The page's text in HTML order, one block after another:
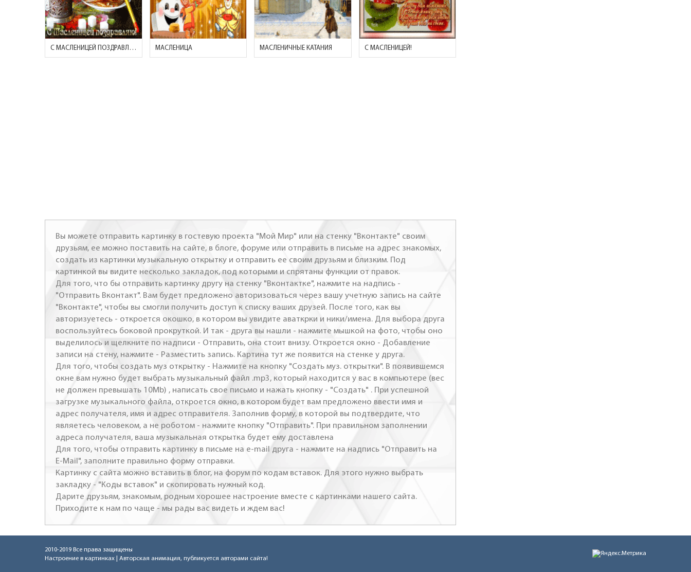
С МАСЛЕНИЦЕЙ ПОЗДРАВЛЯЮ! МАСЛЕНИЦА МАСЛЕНИЧНЫЕ КАТАНИЯ С МАСЛЕНИЦЕЙ!
Вы можете отправить картинку в гостевую проекта "Мой Мир" или на стенку "Вконтакте" своим
друзьям, ее можно поставить на сайте, в блоге, форуме или отправить в письме на адрес знакомых,
создать из картинки музыкальную открытку и отправить ее своим друзьям и близким. Под
картинкой вы видите несколько закладок, под которыми и спрятаны функции от правок.
Для того, что бы отправить картинку другу на стенку "Вконтактке", нажмите на надпись -
"Отправить Вконтакт". Вам будет предложено авторизоваться через вашу учетную запись на сайте
"Вконтакте", чтобы вы смогли получить доступ к списку ваших друзей. После того, как вы
авторизуетесь - откроется окошко, в котором вы увидите аваткрки и ники/имена. Для выбора друга
воспользуйтесь боковой прокруткой. И так - друга вы нашли - нажмите мышкой на фото, чтобы оно
выделилось и щелкните по надписи - Отправить, она стоит внизу. Откроется окно - Добавление
записи на стену, нажмите - Разместить запись. Картина тут же появится на стенке у друга.
Для того, чтобы создать муз открытку - Нажмите на кнопку "Создать муз. открытки". В появившемся
окне вам нужно будет выбрать музыкальный файл .mp3, который находится у вас в компьютере (вес
не должен превышать 10Mb) , написать свое письмо и нажать кнопку - "Создать" . При успешной
загрузке музыкального файла, откроется окно, в котором будет вам предложено ввести имя и
адрес получателя, имя и адрес отправителя. Заполнив форму, в которой вы подтвердите, что
являетесь человеком, а не роботом - нажмите кнопку "Отправить". При правильном заполнении
адреса получателя, ваша музыкальная открытка будет ему доставлена
Для того, чтобы отправить картинку в письме на e-mail друга - нажмите на надпись "Отправить на
E-Mail", заполните правильно форму отправки.
Картинку с сайта можно вставить в блог, на форум по кодам вставок. Для этого нужно выбрать
закладку - "Коды вставок" и скопировать нужный код.
Дарите друзьям, знакомым, родным хорошее настроение вместе с картинками нашего сайта.
Приходите к нам по чаще - мы рады вас видеть и ждем вас!
2010-2019 Все права защищены
Настроение в картинках | Авторская анимация, публикуется авторами сайта!